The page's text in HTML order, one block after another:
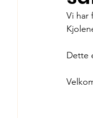
Vi har
Dette